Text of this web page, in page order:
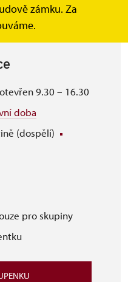
zámku. Za
9.30 – 16.30
doba
(dospělí)
pro skupiny